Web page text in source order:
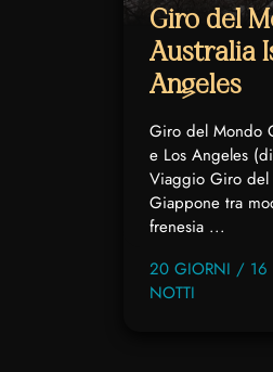
Giro del
Australia
Angeles
Giro del Mondo
e Los Angeles
Viaggio Giro del
Giappone tra
frenesia ...
20 GIORNI / 16
NOTTI